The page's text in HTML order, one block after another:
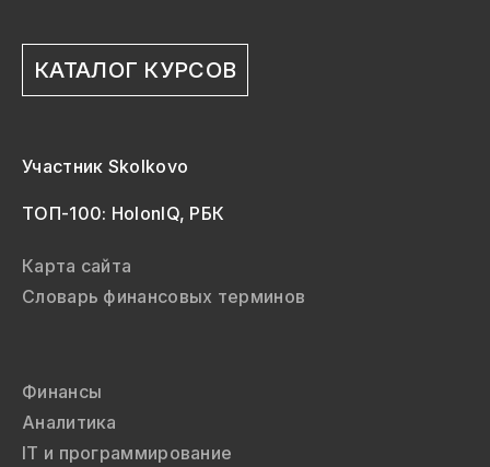
КАТАЛОГ КУРСОВ
Участник Skolkovo
ТОП-100: HolonIQ, РБК
Карта сайта
Словарь финансовых терминов
Финансы
Аналитика
IT и программирование